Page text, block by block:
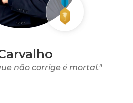
não corrige é mortal."